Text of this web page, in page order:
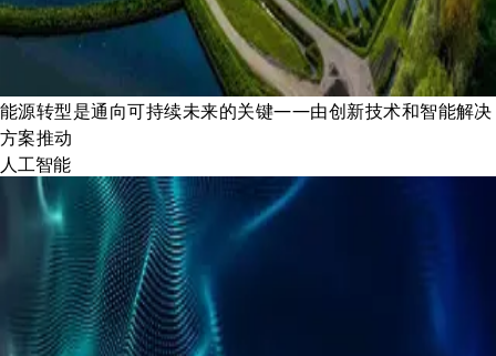
能源转型是通向可持续未来的关键——由创新技术和智能解决
方案推动
人工智能